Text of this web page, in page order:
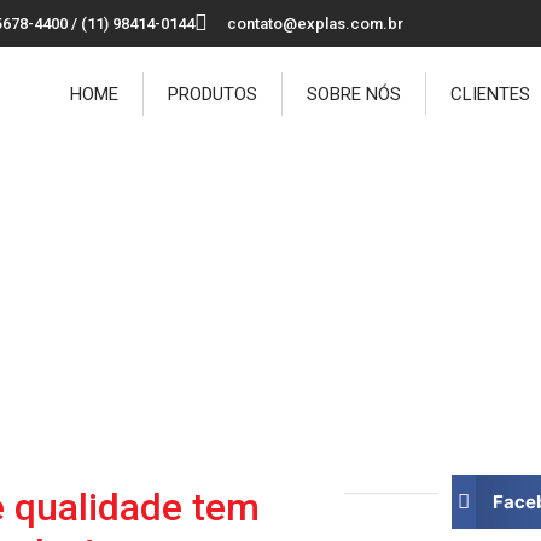
4400 / (11) 98414-0144 contato@explas.com.br
HOME PRODUTOS SOBRE NÓS CLIENTES
qualidade tem